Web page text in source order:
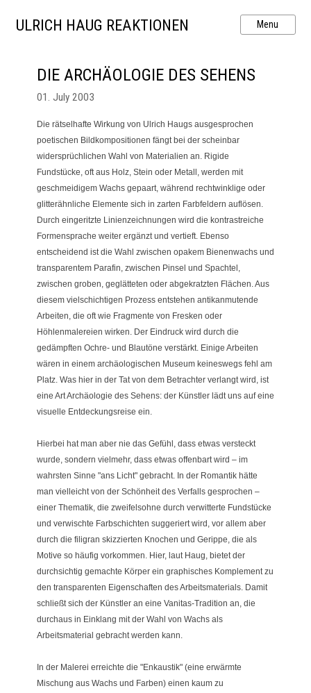
ULRICH HAUG REAKTIONEN
DIE ARCHÄOLOGIE DES SEHENS
01. July 2003
Die rätselhafte Wirkung von Ulrich Haugs ausgesprochen
poetischen Bildkompositionen fängt bei der scheinbar
widersprüchlichen Wahl von Materialien an. Rigide
Fundstücke, oft aus Holz, Stein oder Metall, werden mit
geschmeidigem Wachs gepaart, während rechtwinklige oder
glitterähnliche Elemente sich in zarten Farbfeldern auflösen.
Durch eingeritzte Linienzeichnungen wird die kontrastreiche
Formensprache weiter ergänzt und vertieft. Ebenso
entscheidend ist die Wahl zwischen opakem Bienenwachs und
transparentem Parafin, zwischen Pinsel und Spachtel,
zwischen groben, geglätteten oder abgekratzten Flächen. Aus
diesem vielschichtigen Prozess entstehen antikanmutende
Arbeiten, die oft wie Fragmente von Fresken oder
Höhlenmalereien wirken. Der Eindruck wird durch die
gedämpften Ochre- und Blautöne verstärkt. Einige Arbeiten
wären in einem archäologischen Museum keineswegs fehl am
Platz. Was hier in der Tat von dem Betrachter verlangt wird, ist
eine Art Archäologie des Sehens: der Künstler lädt uns auf eine
visuelle Entdeckungsreise ein.
Hierbei hat man aber nie das Gefühl, dass etwas versteckt
wurde, sondern vielmehr, dass etwas offenbart wird – im
wahrsten Sinne "ans Licht" gebracht. In der Romantik hätte
man vielleicht von der Schönheit des Verfalls gesprochen –
einer Thematik, die zweifelsohne durch verwitterte Fundstücke
und verwischte Farbschichten suggeriert wird, vor allem aber
durch die filigran skizzierten Knochen und Gerippe, die als
Motive so häufig vorkommen. Hier, laut Haug, bietet der
durchsichtig gemachte Körper ein graphisches Komplement zu
den transparenten Eigenschaften des Arbeitsmaterials. Damit
schließt sich der Künstler an eine Vanitas-Tradition an, die
durchaus in Einklang mit der Wahl von Wachs als
Arbeitsmaterial gebracht werden kann.
In der Malerei erreichte die "Enkaustik" (eine erwärmte
Mischung aus Wachs und Farben) einen kaum zu